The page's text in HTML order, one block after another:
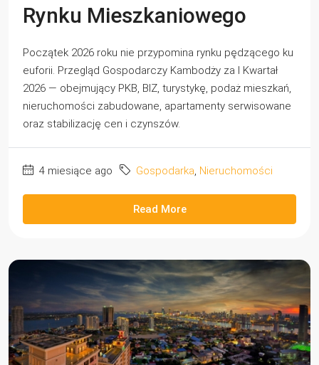
Rynku Mieszkaniowego
Początek 2026 roku nie przypomina rynku pędzącego ku
euforii. Przegląd Gospodarczy Kambodży za I Kwartał
2026 — obejmujący PKB, BIZ, turystykę, podaż mieszkań,
nieruchomości zabudowane, apartamenty serwisowane
oraz stabilizację cen i czynszów.
4 miesiące ago Gospodarka, Nieruchomości
Read More